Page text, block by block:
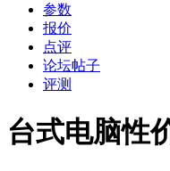
参数
报价
点评
论坛帖子
评测
台式电脑性